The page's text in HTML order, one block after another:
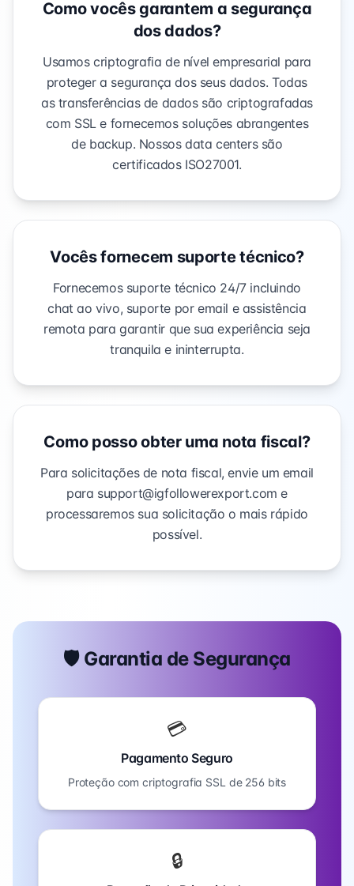
Como vocês garantem a segurança
dos dados?
Usamos criptografia de nível empresarial para
proteger a segurança dos seus dados. Todas
as transferências de dados são criptografadas
com SSL e fornecemos soluções abrangentes
de backup. Nossos data centers são
certificados ISO27001.
Vocês fornecem suporte técnico?
Fornecemos suporte técnico 24/7 incluindo
chat ao vivo, suporte por email e assistência
remota para garantir que sua experiência seja
tranquila e ininterrupta.
Como posso obter uma nota fiscal?
Para solicitações de nota fiscal, envie um email
para support@igfollowerexport.com e
processaremos sua solicitação o mais rápido
possível.
🛡️ Garantia de Segurança
💳
Pagamento Seguro
Proteção com criptografia SSL de 256 bits
🔒